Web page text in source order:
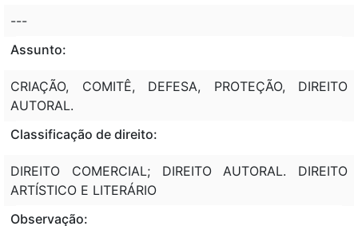
---
Assunto:
CRIAÇÃO, COMITÊ, DEFESA, PROTEÇÃO, DIREITO
AUTORAL.
Classificação de direito:
DIREITO COMERCIAL; DIREITO AUTORAL. DIREITO
ARTÍSTICO E LITERÁRIO
Observação: